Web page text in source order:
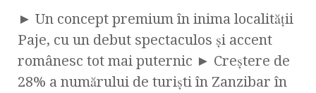
► Un concept premium în inima localității
Paje, cu un debut spectaculos și accent
românesc tot mai puternic ► Creștere de
28% a numărului de turiști în Zanzibar în